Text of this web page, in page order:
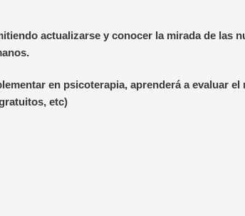
actualizarse y conocer la mirada de las
en psicoterapia, aprenderá a evaluar el
etc)